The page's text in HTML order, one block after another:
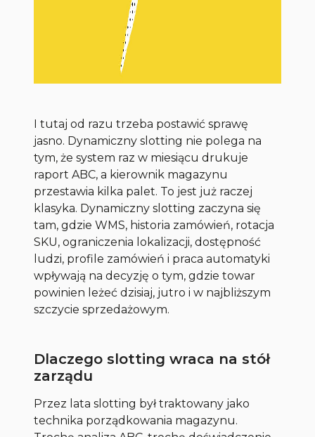
I tutaj od razu trzeba postawić sprawę
jasno. Dynamiczny slotting nie polega na
tym, że system raz w miesiącu drukuje
raport ABC, a kierownik magazynu
przestawia kilka palet. To jest już raczej
klasyka. Dynamiczny slotting zaczyna się
tam, gdzie WMS, historia zamówień, rotacja
SKU, ograniczenia lokalizacji, dostępność
ludzi, profile zamówień i praca automatyki
wpływają na decyzję o tym, gdzie towar
powinien leżeć dzisiaj, jutro i w najbliższym
szczycie sprzedażowym.
Dlaczego slotting wraca na stół
zarządu
Przez lata slotting był traktowany jako
technika porządkowania magazynu.